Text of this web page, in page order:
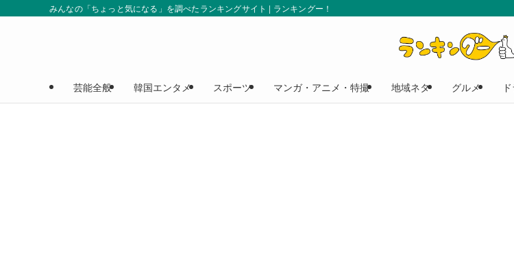
みんなの「ちょっと気になる」を調べたランキングサイト | ランキングー！
芸能全般 韓国エンタメ スポーツ マンガ・アニメ・特撮 地域ネタ グルメ